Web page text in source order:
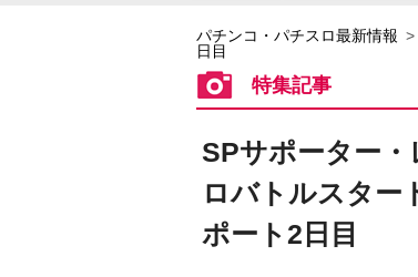
パチンコ・パチスロ最新情報
日目
特集記事
SPサポーター
ロバトルスター
ポート2日目